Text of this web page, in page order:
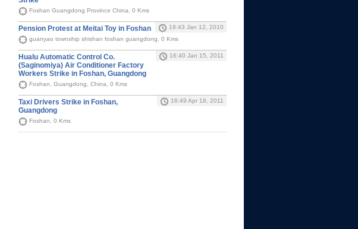
Foshan Guangdong Province China, 0 Kms
Pension Protest at Meitai Toy in Foshan
19:43 Jan 12, 2010
guanyao township shishan foshan guangdong, 0 Kms
Hualu Automatic Control Co.
(Saginomiya) Air Conditioner Factory
Workers Strike in Foshan, Guangdong
16:40 Jan 15, 2011
Foshan, Guangdong, China, 0 Kms
Taxi Drivers Strike in Foshan,
Guangdong
16:49 Apr 18, 2011
Foshan, 0 Kms